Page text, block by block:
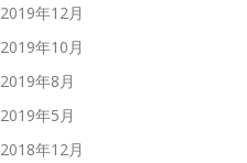
2019年12月
2019年10月
2019年8月
2019年5月
2018年12月